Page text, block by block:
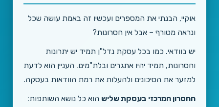
אוקיי, הבנתי את המספרים ועכשיו זה באמת עושה שכל
ונראה מטורף – אבל אין חסרונות?
יש בוודאי. כמו בכל עסקת נדל"ן תמיד יש יתרונות
וחסרונות, תמיד יהיו אתגרים ובלת"מים. העניין הוא לדעת
למזער את הסיכונים ולהעלות את רמת הוודאות בעסקה.
החסרון המרכזי בעסקת שליש הוא כל נושא השותפות: